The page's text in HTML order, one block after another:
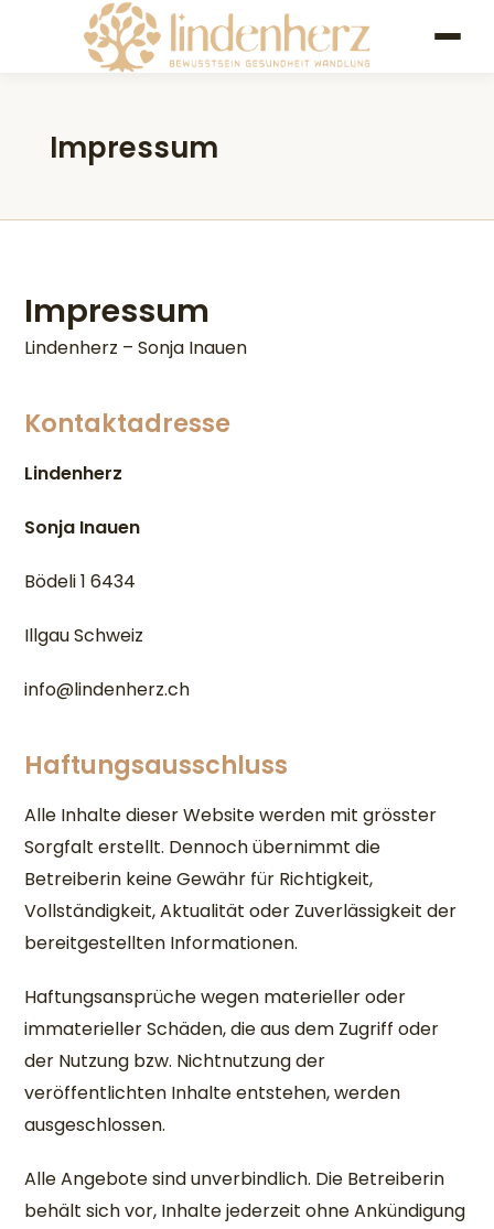
Impressum
Impressum
Lindenherz – Sonja Inauen
Kontaktadresse
Lindenherz
Sonja Inauen
Bödeli 1 6434
Illgau Schweiz
info@lindenherz.ch
Haftungsausschluss
Alle Inhalte dieser Website werden mit grösster
Sorgfalt erstellt. Dennoch übernimmt die
Betreiberin keine Gewähr für Richtigkeit,
Vollständigkeit, Aktualität oder Zuverlässigkeit der
bereitgestellten Informationen.
Haftungsansprüche wegen materieller oder
immaterieller Schäden, die aus dem Zugriff oder
der Nutzung bzw. Nichtnutzung der
veröffentlichten Inhalte entstehen, werden
ausgeschlossen.
Alle Angebote sind unverbindlich. Die Betreiberin
behält sich vor, Inhalte jederzeit ohne Ankündigung